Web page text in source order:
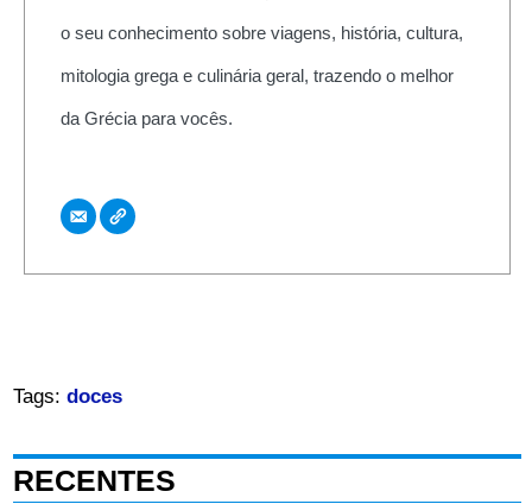
o seu conhecimento sobre viagens, história, cultura,
mitologia grega e culinária geral, trazendo o melhor
da Grécia para vocês.
Tags: doces
RECENTES